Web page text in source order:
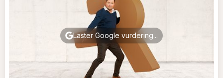
Laster Google vurdering...